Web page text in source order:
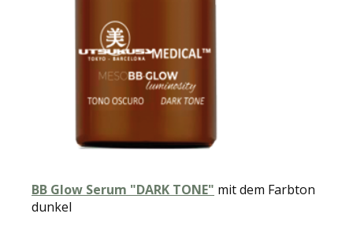
BB Glow Serum "DARK TONE" mit dem Farbton
dunkel